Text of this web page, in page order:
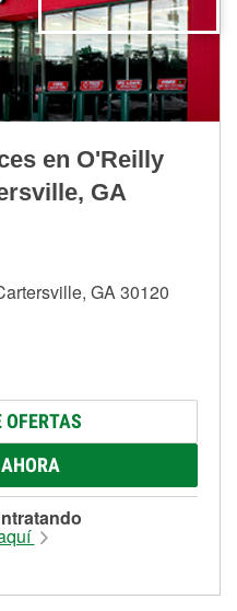
en O'Reilly
GA
GA 30120
OFERTAS